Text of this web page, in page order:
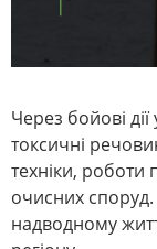
Через бойові
токсичні
техніки, роботи
очисних споруд.
надводному